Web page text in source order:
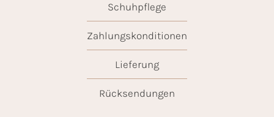
Schuhpflege
Zahlungskonditionen
Lieferung
Rücksendungen